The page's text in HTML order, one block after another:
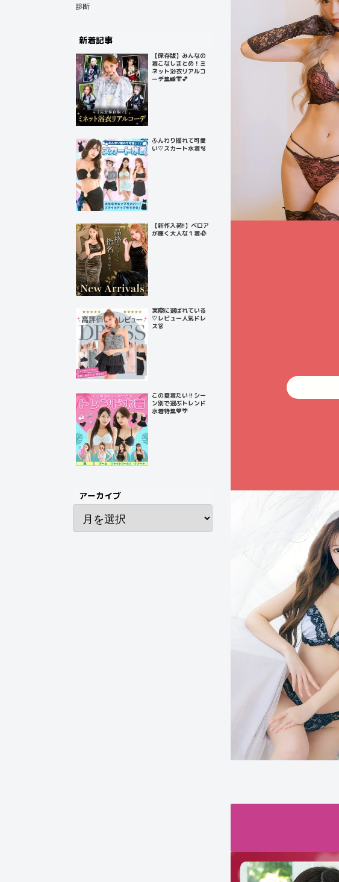
診断
新着記事
【保存版】みんなの
着こなしまとめ！ミ
ネット浴衣リアルコ
ーデ集📸👘💕
ふんわり揺れて可愛
い♡スカート水着🫧
【新作入荷!!】ベロア
が輝く大人な１着🥀
実際に選ばれている
♡レビュー人気ドレ
ス👗
この夏着たい‼️シー
ン別で選ぶトレンド
水着特集💙🌴
アーカイブ